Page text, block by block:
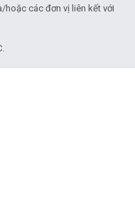
hoặc các đơn vị liên kết với